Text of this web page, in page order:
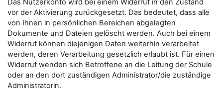
Das Nutzerkonto wird bei einem Widerruf in den Zustand
vor der Aktivierung zurückgesetzt. Das bedeutet, dass alle
von Ihnen in persönlichen Bereichen abgelegten
Dokumente und Dateien gelöscht werden. Auch bei einem
Widerruf können diejenigen Daten weiterhin verarbeitet
werden, deren Verarbeitung gesetzlich erlaubt ist. Für einen
Widerruf wenden sich Betroffene an die Leitung der Schule
oder an den dort zuständigen Administrator/die zuständige
Administratorin.